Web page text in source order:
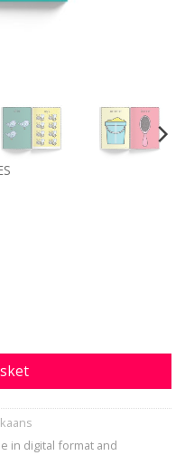
in digital format and